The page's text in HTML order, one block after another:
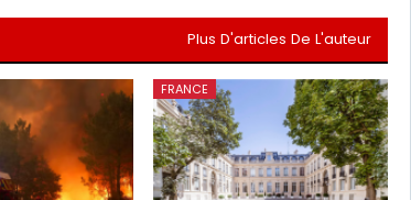
Plus D'articles De L'auteur
FRANCE